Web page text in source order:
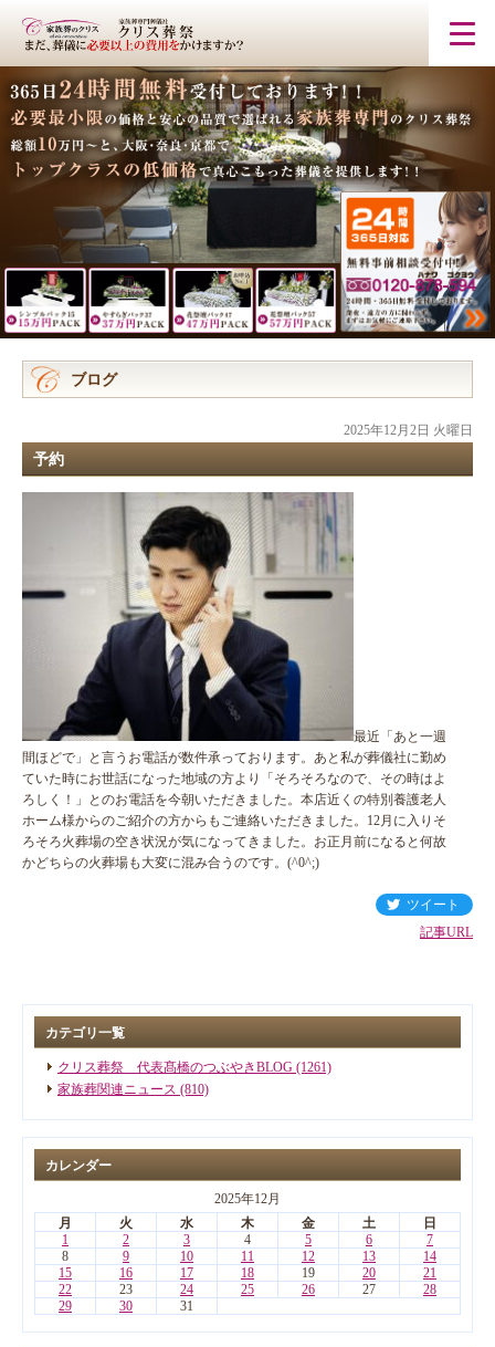
ブログ
2025年12月2日 火曜日
予約
最近「あと一週
間ほどで」と言うお電話が数件承っております。あと私が葬儀社に勤め
ていた時にお世話になった地域の方より「そろそろなので、その時はよ
ろしく！」とのお電話を今朝いただきました。本店近くの特別養護老人
ホーム様からのご紹介の方からもご連絡いただきました。12月に入りそ
ろそろ火葬場の空き状況が気になってきました。お正月前になると何故
かどちらの火葬場も大変に混み合うのです。(^0^;)
ツイート
記事URL
カテゴリ一覧
クリス葬祭 代表髙橋のつぶやきBLOG (1261)
家族葬関連ニュース (810)
カレンダー
2025年12月
月
火 水 木 金 土
日
1
2 3 4 5 6
7
8
9 10 11 12 13
14
15
16 17 18 19 20
21
22
23 24 25 26 27
28
29
30 31